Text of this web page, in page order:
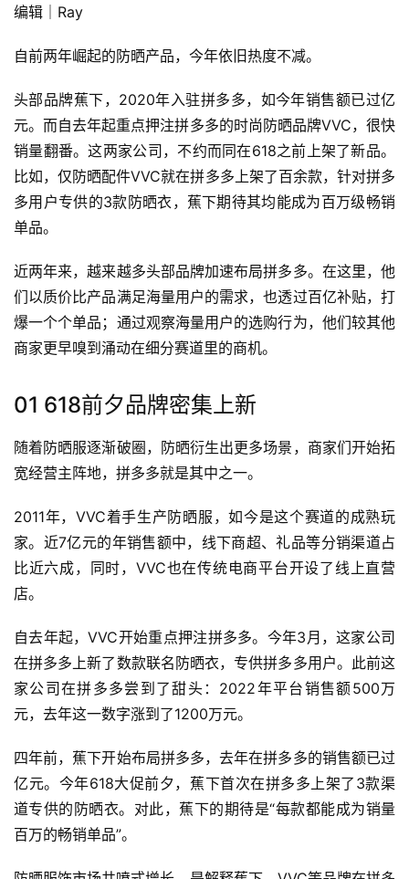
编辑｜Ray
自前两年崛起的防晒产品，今年依旧热度不减。
头部品牌蕉下，2020年入驻拼多多，如今年销售额已过亿
元。而自去年起重点押注拼多多的时尚防晒品牌VVC，很快
销量翻番。这两家公司，不约而同在618之前上架了新品。
比如，仅防晒配件VVC就在拼多多上架了百余款，针对拼多
多用户专供的3款防晒衣，蕉下期待其均能成为百万级畅销
单品。
近两年来，越来越多头部品牌加速布局拼多多。在这里，他
们以质价比产品满足海量用户的需求，也透过百亿补贴，打
爆一个个单品；通过观察海量用户的选购行为，他们较其他
商家更早嗅到涌动在细分赛道里的商机。
01 618前夕品牌密集上新
随着防晒服逐渐破圈，防晒衍生出更多场景，商家们开始拓
宽经营主阵地，拼多多就是其中之一。
2011年，VVC着手生产防晒服，如今是这个赛道的成熟玩
家。近7亿元的年销售额中，线下商超、礼品等分销渠道占
比近六成，同时，VVC也在传统电商平台开设了线上直营
店。
自去年起，VVC开始重点押注拼多多。今年3月，这家公司
在拼多多上新了数款联名防晒衣，专供拼多多用户。此前这
家公司在拼多多尝到了甜头：2022年平台销售额500万
元，去年这一数字涨到了1200万元。
四年前，蕉下开始布局拼多多，去年在拼多多的销售额已过
亿元。今年618大促前夕，蕉下首次在拼多多上架了3款渠
道专供的防晒衣。对此，蕉下的期待是“每款都能成为销量
百万的畅销单品”。